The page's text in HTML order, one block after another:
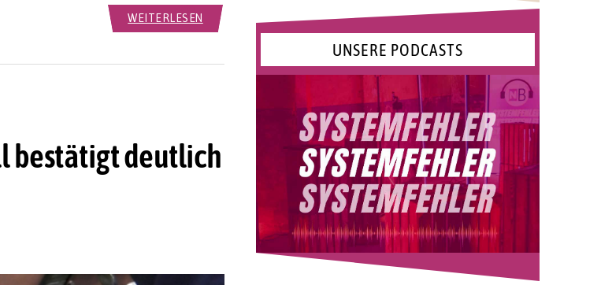
WEITERLESEN
bestätigt deutlich
UNSERE PODCASTS